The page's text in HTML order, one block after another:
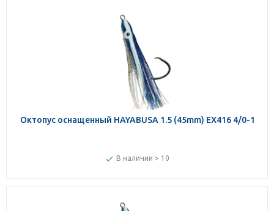
Октопус оснащенный HAYABUSA 1.5 (45mm) EX416 4/0-1
В наличии > 10